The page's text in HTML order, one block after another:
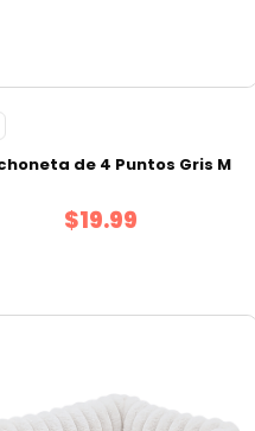
de 4 Puntos Gris M
$19.99